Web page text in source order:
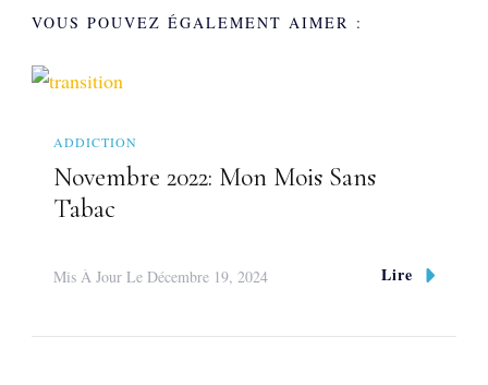
VOUS POUVEZ ÉGALEMENT AIMER :
ADDICTION
Novembre 2022: Mon Mois Sans
Tabac
Mis À Jour Le Décembre 19, 2024 Lire